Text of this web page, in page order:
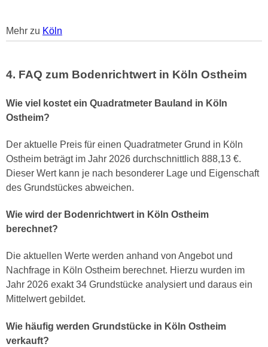
Mehr zu Köln
4. FAQ zum Bodenrichtwert in Köln Ostheim
Wie viel kostet ein Quadratmeter Bauland in Köln
Ostheim?
Der aktuelle Preis für einen Quadratmeter Grund in Köln
Ostheim beträgt im Jahr 2026 durchschnittlich 888,13 €.
Dieser Wert kann je nach besonderer Lage und Eigenschaft
des Grundstückes abweichen.
Wie wird der Bodenrichtwert in Köln Ostheim
berechnet?
Die aktuellen Werte werden anhand von Angebot und
Nachfrage in Köln Ostheim berechnet. Hierzu wurden im
Jahr 2026 exakt 34 Grundstücke analysiert und daraus ein
Mittelwert gebildet.
Wie häufig werden Grundstücke in Köln Ostheim
verkauft?